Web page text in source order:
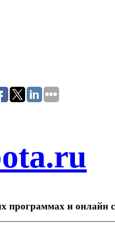
программах и онлайн